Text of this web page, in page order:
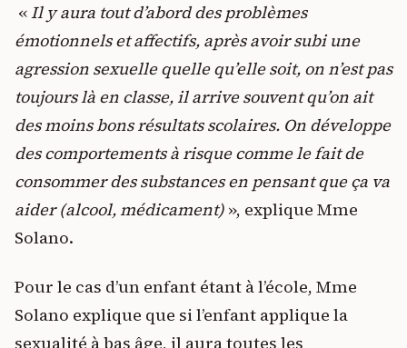
«Il y aura tout d’abord des problèmes
émotionnels et affectifs, après avoir subi une
agression sexuelle quelle qu’elle soit, on n’est pas
toujours là en classe, il arrive souvent qu’on ait
des moins bons résultats scolaires. On développe
des comportements à risque comme le fait de
consommer des substances en pensant que ça va
aider (alcool, médicament) », explique Mme
Solano.
Pour le cas d’un enfant étant à l’école, Mme
Solano explique que si l’enfant applique la
sexualité à bas âge, il aura toutes les